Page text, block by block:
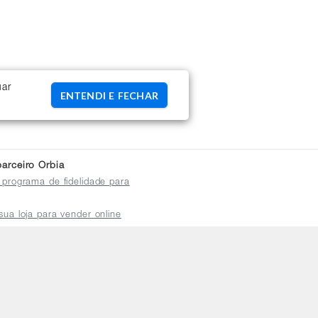
ENTENDI E FECHAR
Orbia
programa de fidelidade para
loja para vender online